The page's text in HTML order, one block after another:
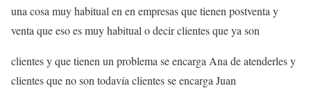
una cosa muy habitual en en empresas que tienen postventa y
venta que eso es muy habitual o decir clientes que ya son
clientes y que tienen un problema se encarga Ana de atenderles y
clientes que no son todavía clientes se encarga Juan